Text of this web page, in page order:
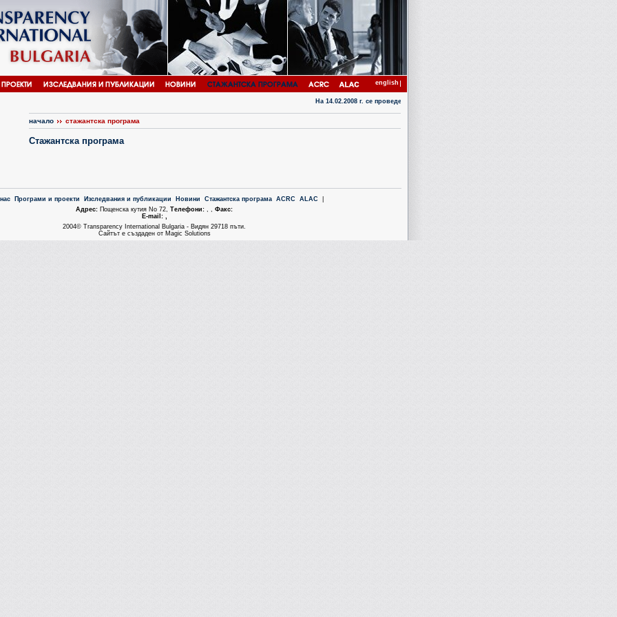
english
На 14.02.2008 г. се проведе публична дискусия на тема "Корупция и институционална
начало стажантска програма
Стажантска програма
Програми и проекти Изследвания и публикации Новини Стажантска програма ACRC ALAC
Aдрес: Пощенска кутия No 72, Tелефони: , , Факс:
Е-mail: ,
2004© Transparency International Bulgaria - Видян 29718 пъти.
Сайтът е създаден от Magic Solutions